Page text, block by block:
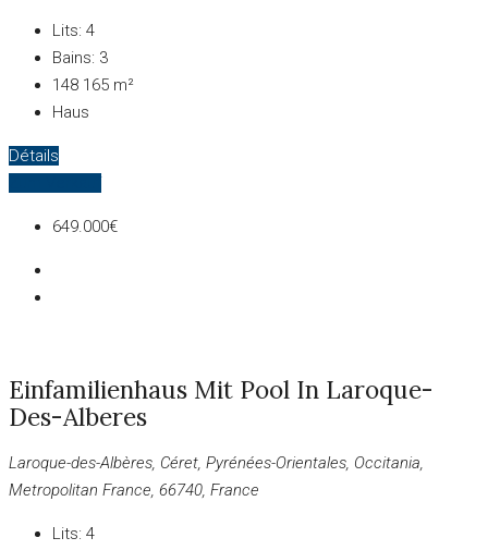
Lits: 4
Bains: 3
148 165 m²
Haus
Détails
649.000€
Einfamilienhaus Mit Pool In Laroque-
Des-Alberes
Laroque-des-Albères, Céret, Pyrénées-Orientales, Occitania,
Metropolitan France, 66740, France
Lits: 4